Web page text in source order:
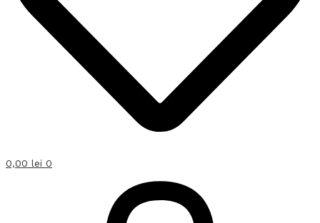
0,00 lei 0